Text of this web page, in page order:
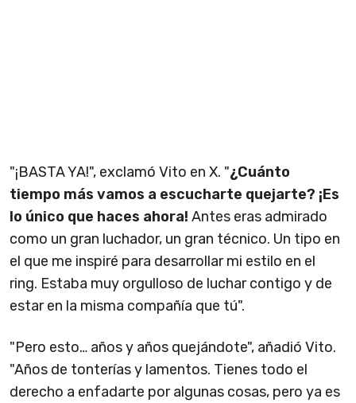
"¡BASTA YA!", exclamó Vito en X. "¿Cuánto
tiempo más vamos a escucharte quejarte? ¡Es
lo único que haces ahora! Antes eras admirado
como un gran luchador, un gran técnico. Un tipo en
el que me inspiré para desarrollar mi estilo en el
ring. Estaba muy orgulloso de luchar contigo y de
estar en la misma compañía que tú".
"Pero esto… años y años quejándote", añadió Vito.
"Años de tonterías y lamentos. Tienes todo el
derecho a enfadarte por algunas cosas, pero ya es